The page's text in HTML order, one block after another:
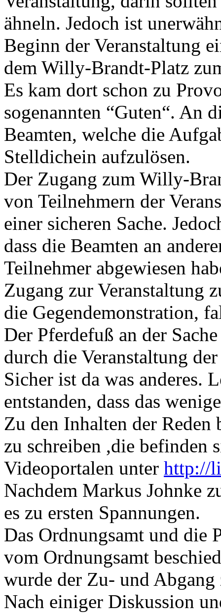
ähneln. Jedoch ist
Beginn der Veranstaltung
dem Willy-Brandt-Platz
Es kam dort schon zu
sogenannten “Guten“. An
Beamten, welche die
Stelldichein aufzulösen.
Der Zugang zum Willy-
von Teilnehmern der
einer sicheren Sache.
dass die Beamten an
Teilnehmer abgewiesen
Zugang zur Veranstaltung
die Gegendemonstration,
Der Pferdefuß an der
durch die Veranstaltung
Sicher ist da was anderes.
entstanden, dass das
Zu den Inhalten der
zu schreiben ,die befinden
Videoportalen unter http://
Nachdem Markus Johnke
es zu ersten Spannungen.
Das Ordnungsamt und die
vom Ordnungsamt
wurde der Zu- und
Nach einiger Diskussion